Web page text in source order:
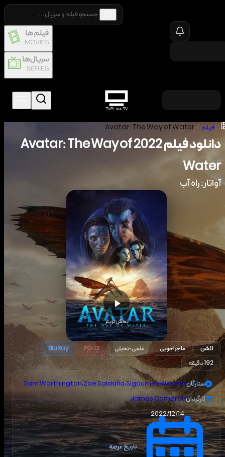
/ فیلم /
Avatar: The Way of Water
دانلود فیلم2022
Avatar: The Way of
Water
آواتار: راه آب
پخش تریلر
اکشن ماجراجویی علمی-تخیلی PG-13
BluRay
192 دقیقه
ستارگان Sam Worthington،Zoe Saldaña،Sigourney Weaver
کارگردانJames Cameron
تاریخ عرضه
2022/12/14